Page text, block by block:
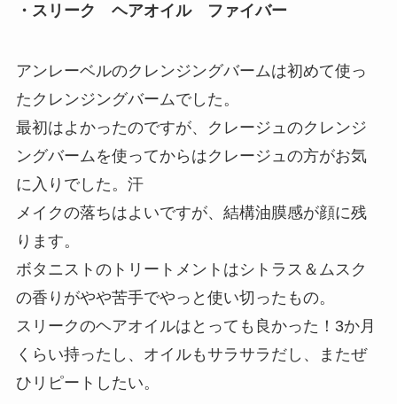
・スリーク ヘアオイル ファイバー
アンレーベルのクレンジングバームは初めて使っ
たクレンジングバームでした。
最初はよかったのですが、クレージュのクレンジ
ングバームを使ってからはクレージュの方がお気
に入りでした。汗
メイクの落ちはよいですが、結構油膜感が顔に残
ります。
ボタニストのトリートメントはシトラス＆ムスク
の香りがやや苦手でやっと使い切ったもの。
スリークのヘアオイルはとっても良かった！3か月
くらい持ったし、オイルもサラサラだし、またぜ
ひリピートしたい。